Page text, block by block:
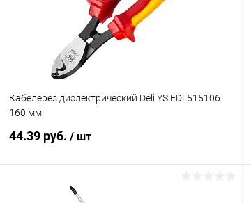
В наличии
Кабелерез диэлектрический Deli YS EDL515106
160 мм
44.39 руб. / шт